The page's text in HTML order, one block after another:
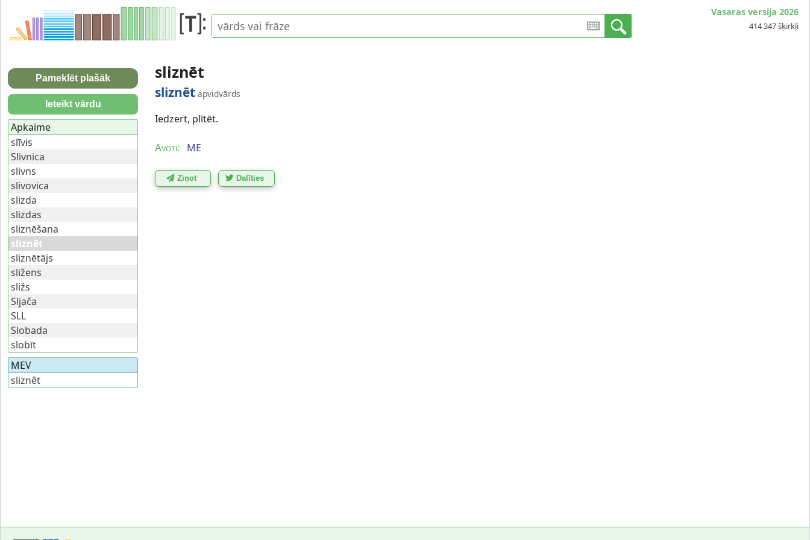
Vasaras versija 2026
414 347 šķirkļi
sliznēt
sliznēt apvidvārds
Iedzert, plītēt.
Avoti: ME
Ziņot Dalīties
Pameklēt plašāk
Ieteikt vārdu
Apkaime
slīvis
Slivnica
slivns
slivovica
slizda
slizdas
sliznēšana
sliznēt
sliznētājs
sližens
sližs
Sljača
SLL
Slobada
slobīt
MEV
sliznêt